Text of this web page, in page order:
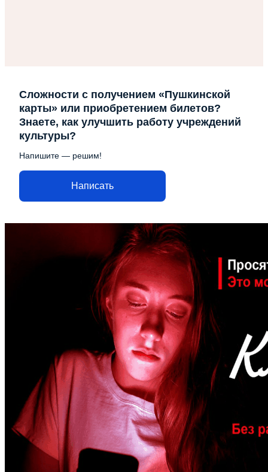
Сложности с получением «Пушкинской
карты» или приобретением билетов?
Знаете, как улучшить работу учреждений
культуры?
Напишите — решим!
Написать